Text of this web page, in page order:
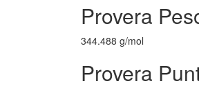
Provera
344.488 g/mol
Provera